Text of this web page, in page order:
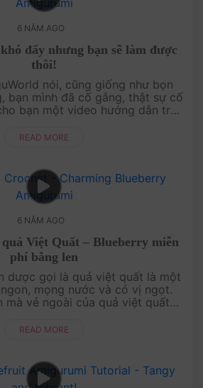
6 NĂM AGO
đấy nhưng bạn sẽ làm được
thôi!
nói, cũng giống như bọn
bạn mình đã cố gắng, thật sự cố
bạn một video hướng dẫn trái
READ MORE
6 NĂM AGO
Việt Quất – Blueberry miễn
phí bằng len
dược gọi là quả việt quất là một
mọng nước và có vị ngọt.
mà vẻ ngoài của quả việt quất
READ MORE